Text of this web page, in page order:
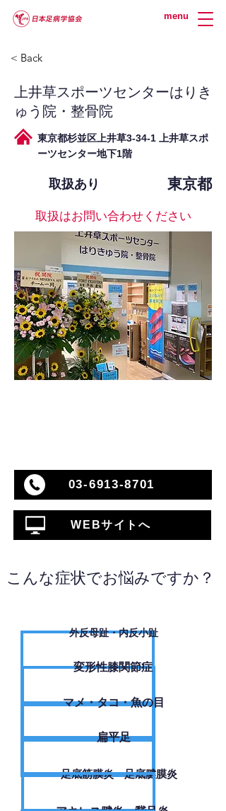
menu
< Back
上井草スポーツセンターはりき
ゅう院・整骨院
東京都杉並区上井草3-34-1 上井草スポ
ーツセンター地下1階
取扱あり 東京都
取扱はお問い合わせください
03-6913-8701
WEBサイトへ
こんな症状でお悩みですか？
外反母趾・内反小趾
変形性膝関節症
​マメ・タコ・魚の目
扁平足
足底筋膜炎・足底腱膜炎